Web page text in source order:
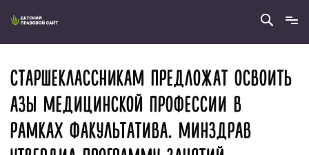
СТАРШЕКЛАССНИКАМ ПРЕДЛОЖАТ ОСВОИТЬ
АЗЫ МЕДИЦИНСКОЙ ПРОФЕССИИ В
РАМКАХ ФАКУЛЬТАТИВА. МИНЗДРАВ